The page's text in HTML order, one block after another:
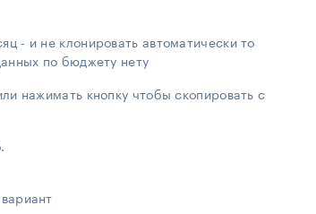
- и не клонировать автоматически то
по бюджету нету
нажимать кнопку чтобы скопировать с